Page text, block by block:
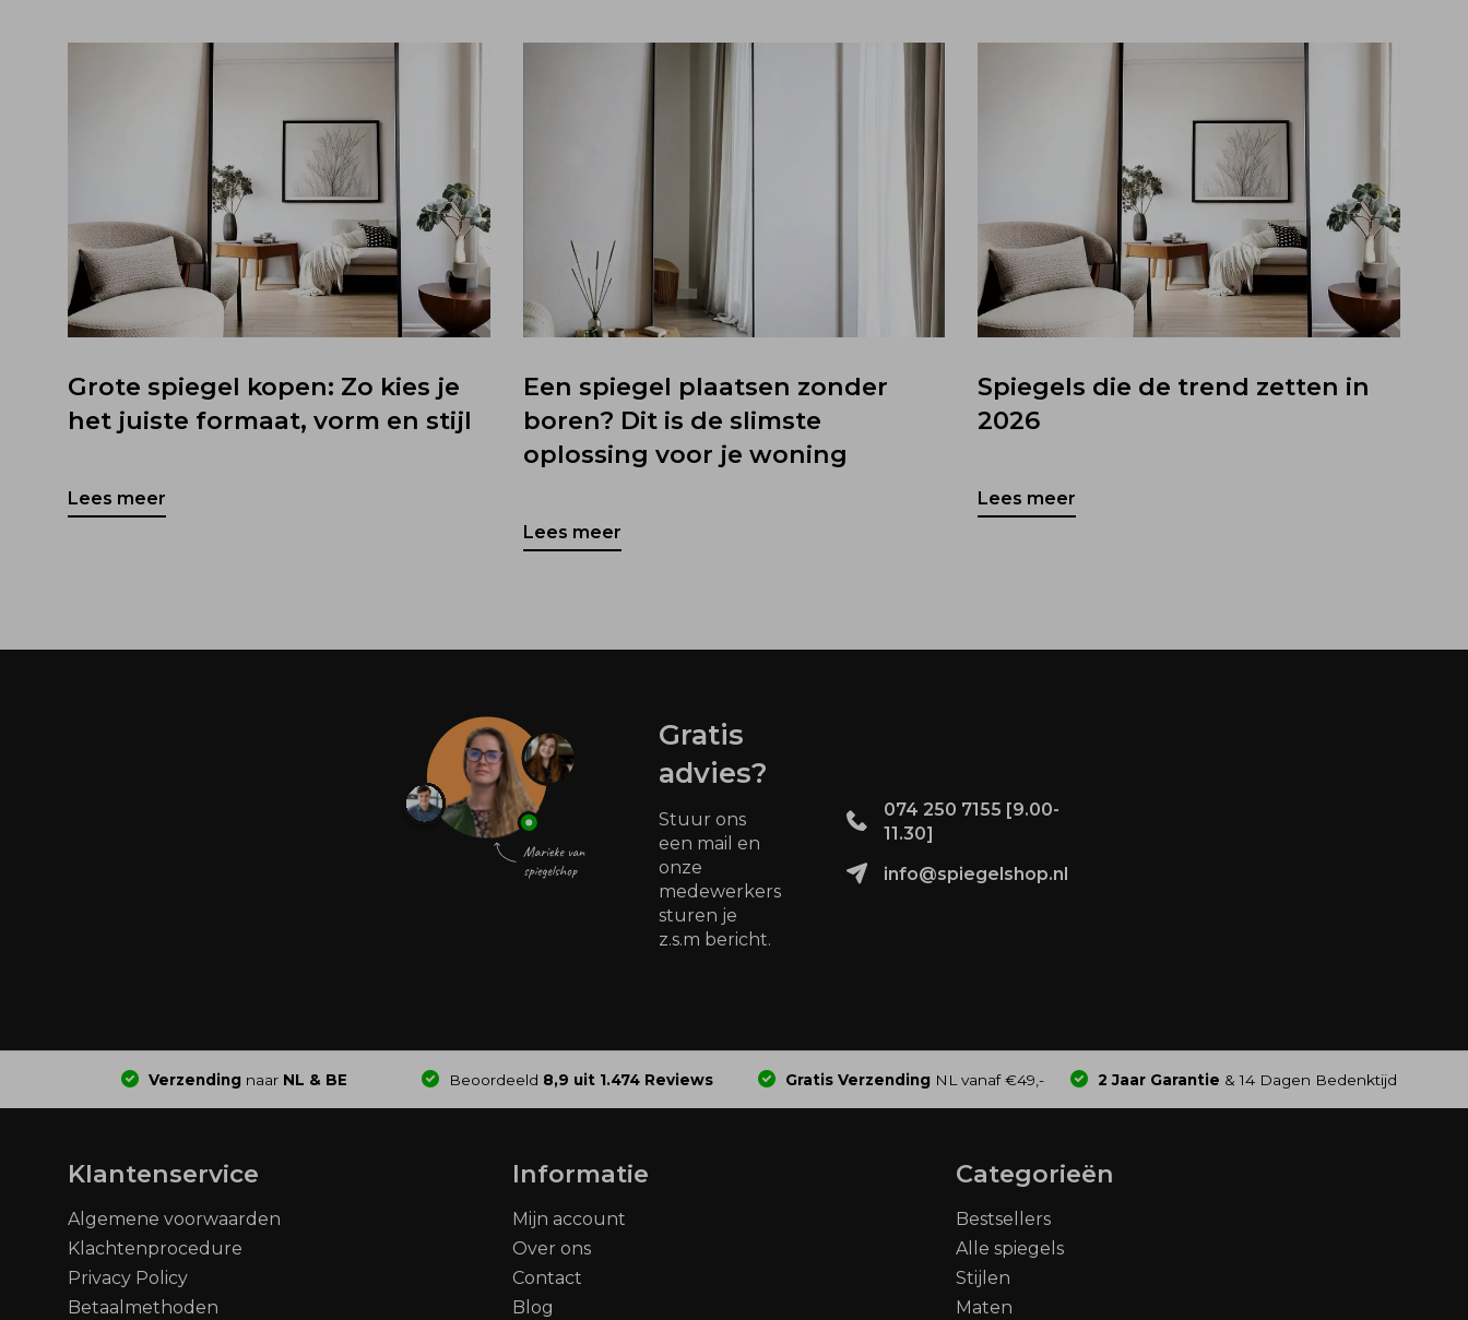
Grote spiegel kopen: Zo kies je
het juiste formaat, vorm en stijl
Lees meer
Een spiegel plaatsen zonder
boren? Dit is de slimste
oplossing voor je woning
Lees meer
Spiegels die de trend zetten in
2026
Lees meer
Gratis
advies?
Stuur ons
een mail en
onze
medewerkers
sturen je
z.s.m bericht.
074 250 7155 [9.00-
11.30]
info@spiegelshop.nl
Verzending naar NL & BE Beoordeeld 8,9 uit 1.474 Reviews Gratis Verzending NL vanaf €49,- 2 Jaar Garantie & 14 Dagen Bedenktijd
Klantenservice
Algemene voorwaarden
Klachtenprocedure
Privacy Policy
Betaalmethoden
Informatie
Mijn account
Over ons
Contact
Blog
Categorieën
Bestsellers
Alle spiegels
Stijlen
Maten